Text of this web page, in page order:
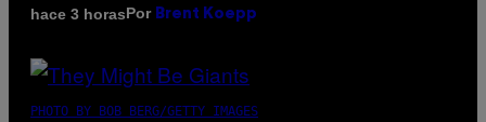
hace 3 horasPor Brent Koepp
PHOTO BY BOB BERG/GETTY IMAGES